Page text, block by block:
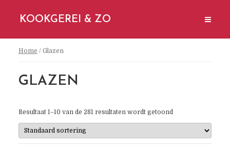
KOOKGEREI & ZO
Home / Glazen
GLAZEN
Resultaat 1–10 van de 281 resultaten wordt getoond